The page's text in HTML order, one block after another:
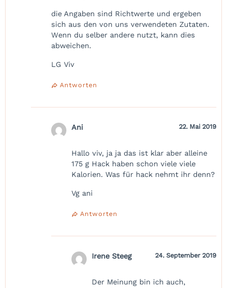
die Angaben sind Richtwerte und ergeben
sich aus den von uns verwendeten Zutaten.
Wenn du selber andere nutzt, kann dies
abweichen.
LG Viv
Antworten
Ani 22. Mai 2019
Hallo viv, ja ja das ist klar aber alleine
175 g Hack haben schon viele viele
Kalorien. Was für hack nehmt ihr denn?
Vg ani
Antworten
Irene Steeg 24. September 2019
Der Meinung bin ich auch,